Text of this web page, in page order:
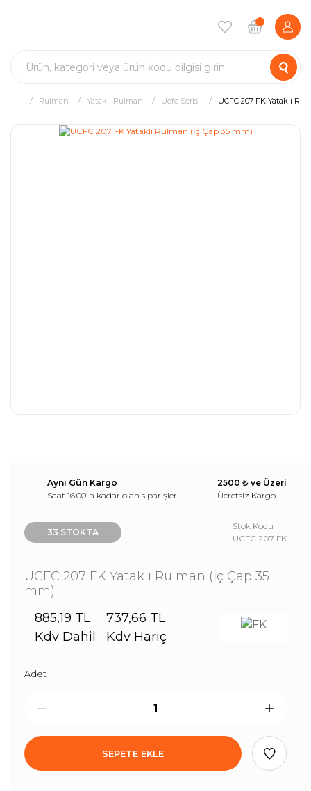
Rulman Yataklı Rulman Ucfc Serisi UCFC 207 FK Yataklı
Aynı Gün Kargo
Saat 16:00’ a kadar olan siparişler
2500 ₺ ve Üzeri
Ücretsiz Kargo
33 STOKTA
Stok Kodu
UCFC 207 FK
UCFC 207 FK Yataklı Rulman (İç Çap 35
mm)
885,19 TL
Kdv Dahil
737,66 TL
Kdv Hariç
Adet
SEPETE EKLE